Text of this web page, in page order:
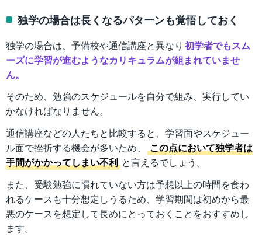
独学の場合は長くなるパターンも覚悟しておく
独学の場合は、予備校や通信講座と異なり 初学者でもスム
ーズに学習が進むようなカリキュラムが組まれていませ
ん。
そのため、勉強のスケジュールを自分で組み、実行してい
かなければなりません。
通信講座などの人たちと比較すると、学習面やスケジュー
ル面で挫折する機会が多いため、
この点において独学者は
手間がかかってしまい不利 と言えるでしょう。
また、受験勉強に慣れていない方は予想以上の時間を食わ
れるケースも十分想定しうるため、学習期間は初めから最
悪のケースを想定して長めにとっておくことをおすすめし
ます。